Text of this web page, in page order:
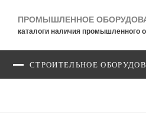
ПРОМЫШЛЕННОЕ
каталоги наличия промышленного
СТРОИТЕЛЬНОЕ